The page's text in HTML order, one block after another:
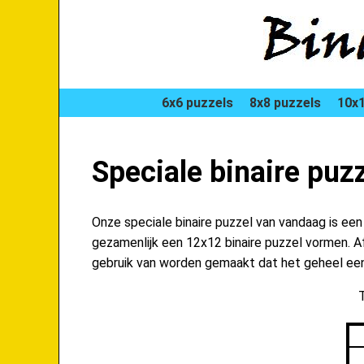
6x6 puzzels 8x8 puzzels
Speciale binaire
Onze speciale binaire puzzel van vandaag is
gezamenlijk een 12x12 binaire puzzel vormen.
gebruik van worden gemaakt dat het geheel